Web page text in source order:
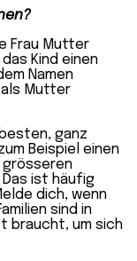
Frau Mutter
Kind einen
Namen
als Mutter
ganz
Beispiel einen
grösseren
Das ist häufig
dich, wenn
sind in
braucht, um sich